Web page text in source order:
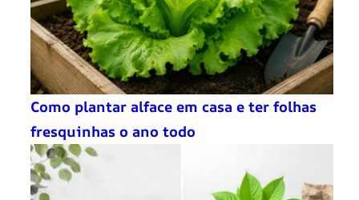
Como plantar alface em casa e ter folhas
fresquinhas o ano todo